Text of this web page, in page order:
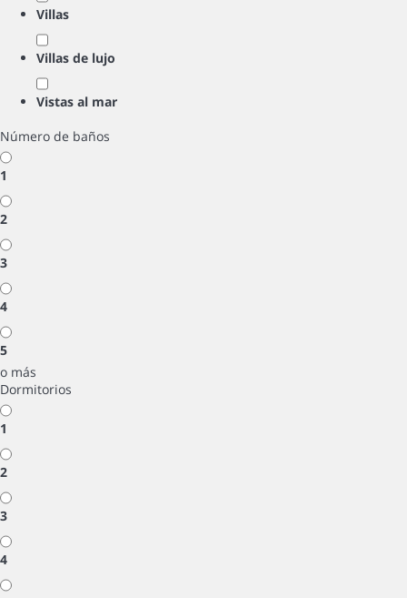
Villas
Villas de lujo
Vistas al mar
Número de baños
1
2
3
4
5
o más
Dormitorios
1
2
3
4